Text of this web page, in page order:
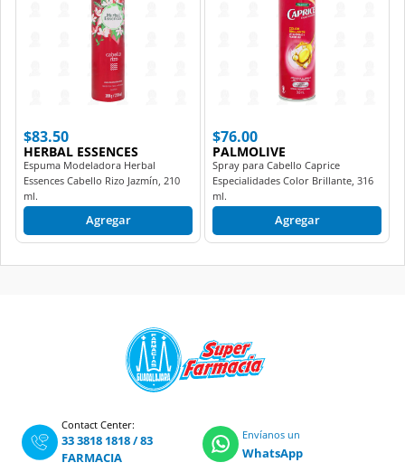
$83.50
HERBAL ESSENCES
Espuma Modeladora Herbal
Essences Cabello Rizo Jazmín, 210
ml.
Agregar
$76.00
PALMOLIVE
Spray para Cabello Caprice
Especialidades Color Brillante, 316
ml.
Agregar
Contact Center:
33 3818 1818/83
FARMACIA
Envíanos un
WhatsApp